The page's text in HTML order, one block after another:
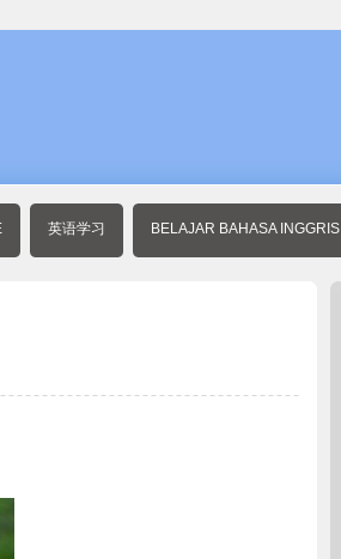
英语学习 BELAJAR BAHASA INGGRIS